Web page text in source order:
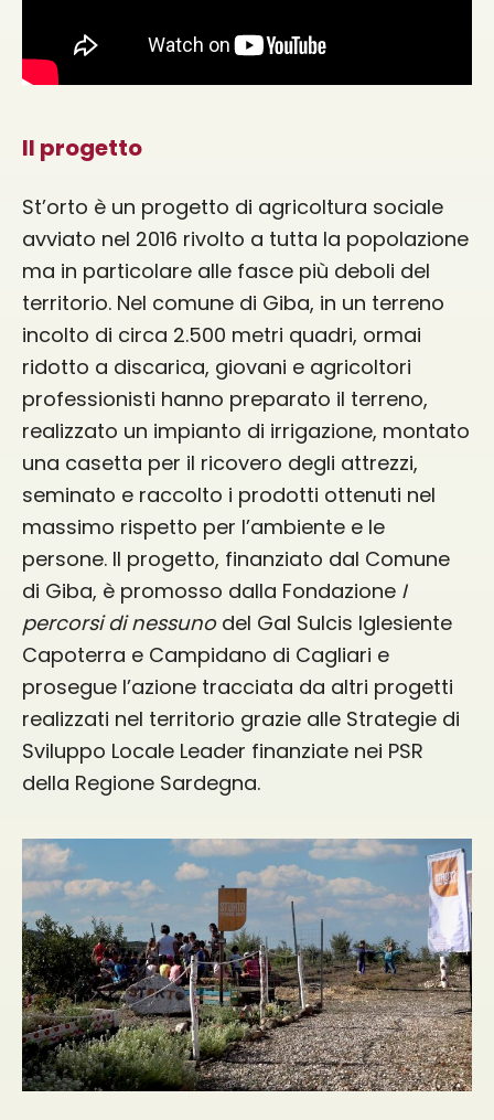
Il progetto
St’orto è un progetto di agricoltura sociale
avviato nel 2016 rivolto a tutta la popolazione
ma in particolare alle fasce più deboli del
territorio. Nel comune di Giba, in un terreno
incolto di circa 2.500 metri quadri, ormai
ridotto a discarica, giovani e agricoltori
professionisti hanno preparato il terreno,
realizzato un impianto di irrigazione, montato
una casetta per il ricovero degli attrezzi,
seminato e raccolto i prodotti ottenuti nel
massimo rispetto per l’ambiente e le
persone. Il progetto, finanziato dal Comune
di Giba, è promosso dalla Fondazione I
percorsi di nessunodel Gal Sulcis Iglesiente
Capoterra e Campidano di Cagliari e
prosegue l’azione tracciata da altri progetti
realizzati nel territorio grazie alle Strategie di
Sviluppo Locale Leader finanziate nei PSR
della Regione Sardegna.